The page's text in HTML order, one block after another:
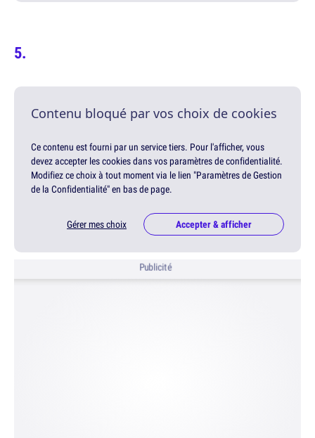
Contenu bloqué par vos choix de cookies
Ce contenu est fourni par un service tiers. Pour l'afficher, vous
devez accepter les cookies dans vos paramètres de confidentialité.
Modifiez ce choix à tout moment via le lien "Paramètres de Gestion
de la Confidentialité" en bas de page.
Gérer mes choix Accepter & afficher
Publicité